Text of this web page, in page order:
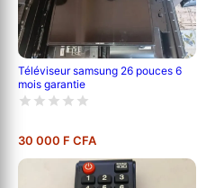
Téléviseur samsung 26 pouces 6
mois garantie
30 000 F CFA